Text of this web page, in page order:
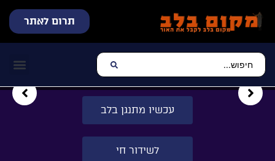
תרום לאתר
עכשיו מתנגן בלב
לשידור חי